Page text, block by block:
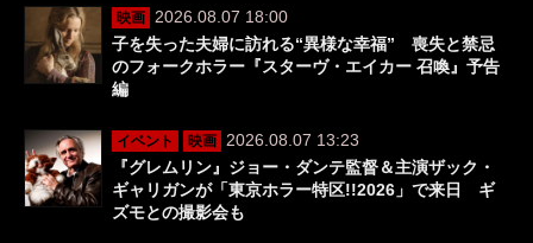
映画
2026.08.07 18:00
子を失った夫婦に訪れる“異様な幸福” 喪失と禁忌
のフォークホラー『スターヴ・エイカー 召喚』予告
編
イベント 映画
2026.08.07 13:23
『グレムリン』ジョー・ダンテ監督＆主演ザック・
ギャリガンが「東京ホラー特区!!2026」で来日 ギ
ズモとの撮影会も